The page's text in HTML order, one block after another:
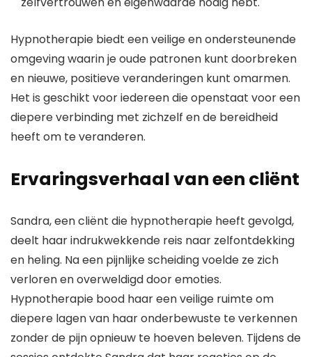
Hypnotherapie biedt een veilige en ondersteunende
omgeving waarin je oude patronen kunt doorbreken
en nieuwe, positieve veranderingen kunt omarmen.
Het is geschikt voor iedereen die openstaat voor een
diepere verbinding met zichzelf en de bereidheid
heeft om te veranderen.
Ervaringsverhaal van een cliënt
Sandra, een cliënt die hypnotherapie heeft gevolgd,
deelt haar indrukwekkende reis naar zelfontdekking
en heling. Na een pijnlijke scheiding voelde ze zich
verloren en overweldigd door emoties.
Hypnotherapie bood haar een veilige ruimte om
diepere lagen van haar onderbewuste te verkennen
zonder de pijn opnieuw te hoeven beleven. Tijdens de